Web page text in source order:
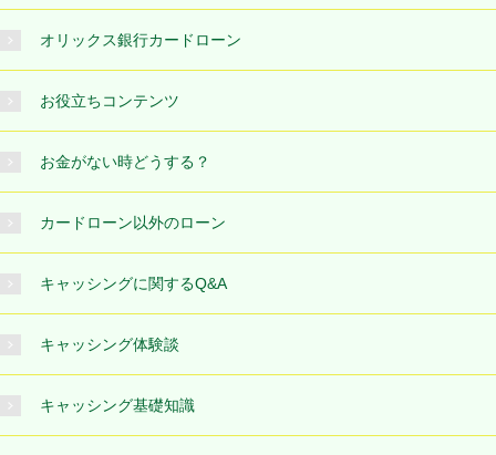
オリックス銀行カードローン
お役立ちコンテンツ
お金がない時どうする？
カードローン以外のローン
キャッシングに関するQ&A
キャッシング体験談
キャッシング基礎知識